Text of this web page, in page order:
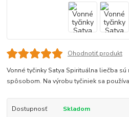
Ohodnotiť produkt
Vonné tyčinky Satya Spirituálna liečba
spôsobom. Na výrobu tyčiniek sa
Dostupnosť
Skladom